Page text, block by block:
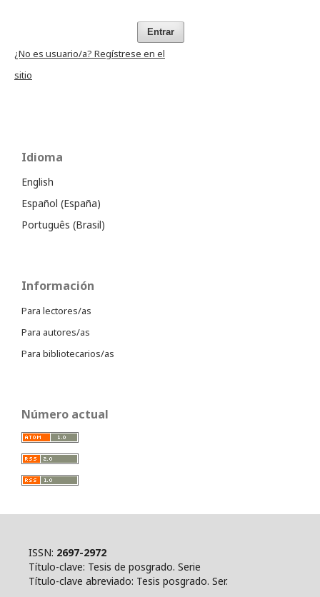
Entrar
¿No es usuario/a? Regístrese en el
sitio
Idioma
English
Español (España)
Português (Brasil)
Información
Para lectores/as
Para autores/as
Para bibliotecarios/as
Número actual
ISSN: 2697-2972
Título-clave: Tesis de posgrado. Serie
Título-clave abreviado: Tesis posgrado. Ser.